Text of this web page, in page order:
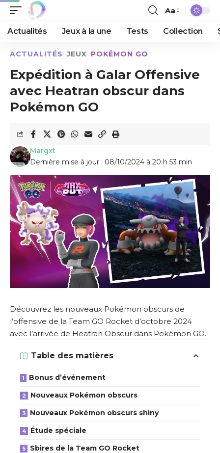
Aa
Actualités Jeux à la une Tests Collection
ACTUALITÉS JEUX POKÉMON GO
Expédition à Galar Offensive
avec Heatran obscur dans
Pokémon GO
Dernière mise à jour : 08/10/2024 à 20 h 53 min
Margxt
Découvrez les nouveaux Pokémon obscurs de
l’offensive de la Team GO Rocket d’octobre 2024
avec l’arrivée de Heatran Obscur dans Pokémon GO.
Table des matières
Bonus d’événement
Nouveaux Pokémon obscurs
Nouveaux Pokémon obscurs shiny
Étude spéciale
Sbires de la Team GO Rocket